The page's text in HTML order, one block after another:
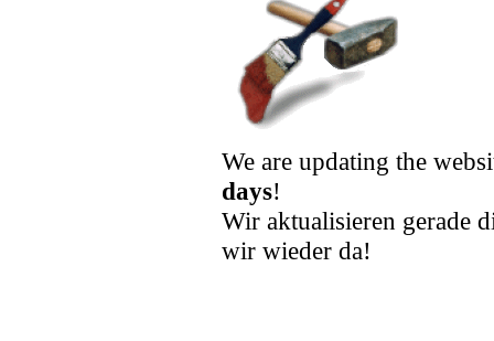
We are updating the
days!
Wir aktualisieren gerade
wir wieder da!